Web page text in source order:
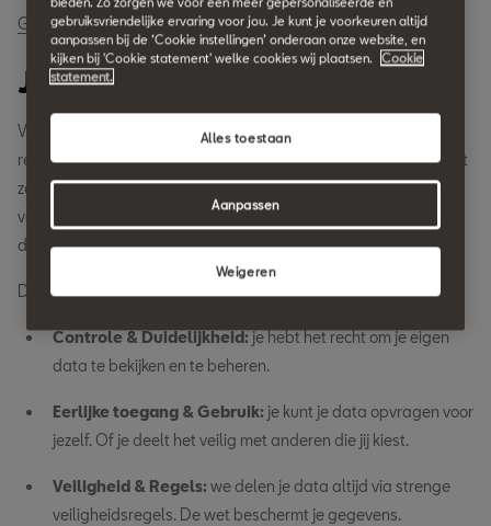
Ga naar EU wetgeving
Jouw data, jouw rechten
Volgens de EU Data Act werken we met duidelijke en eerlijke
regels voor het delen van data. Jij houdt zelf de controle. De wet
zorgt ervoor dat je data alleen kunt bekijken onder duidelijke
voorwaarden. Veiligheid en het volgen van de regels staan
daarbij voorop.
De belangrijkste punten van de EU Data Act zijn:
Controle & Duidelijkheid:je hebt het recht om je eigen
data te bekijken en te beheren.
Eerlijke toegang & Gebruik: je kunt je data opvragen voor
jezelf. Of je deelt het veilig met anderen die jij kiest.
Veiligheid & Regels: we delen je data altijd via strenge
veiligheidsregels. De wet beschermt je gegevens.
gebruiksvriendelijke ervaring voor jou. Je kunt je voorkeuren altijd
aanpassen bij de ‘Cookie instellingen’ onderaan onze website, en
kijken bij 'Cookie statement' welke cookies wij plaatsen.
Cookie
statement.
Weigeren
Alles toestaan
Aanpassen